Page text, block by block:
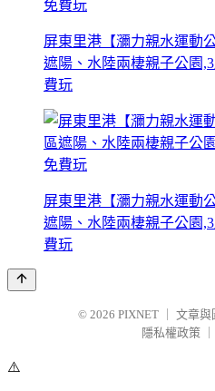
屏東里港【瀰力親水運動
遮陽、水陸兩棲親子公園
費玩
屏東里港【瀰力親水運動
遮陽、水陸兩棲親子公園
費玩
© 2026 PIXNET
文章與
隱私權政策
⚠️